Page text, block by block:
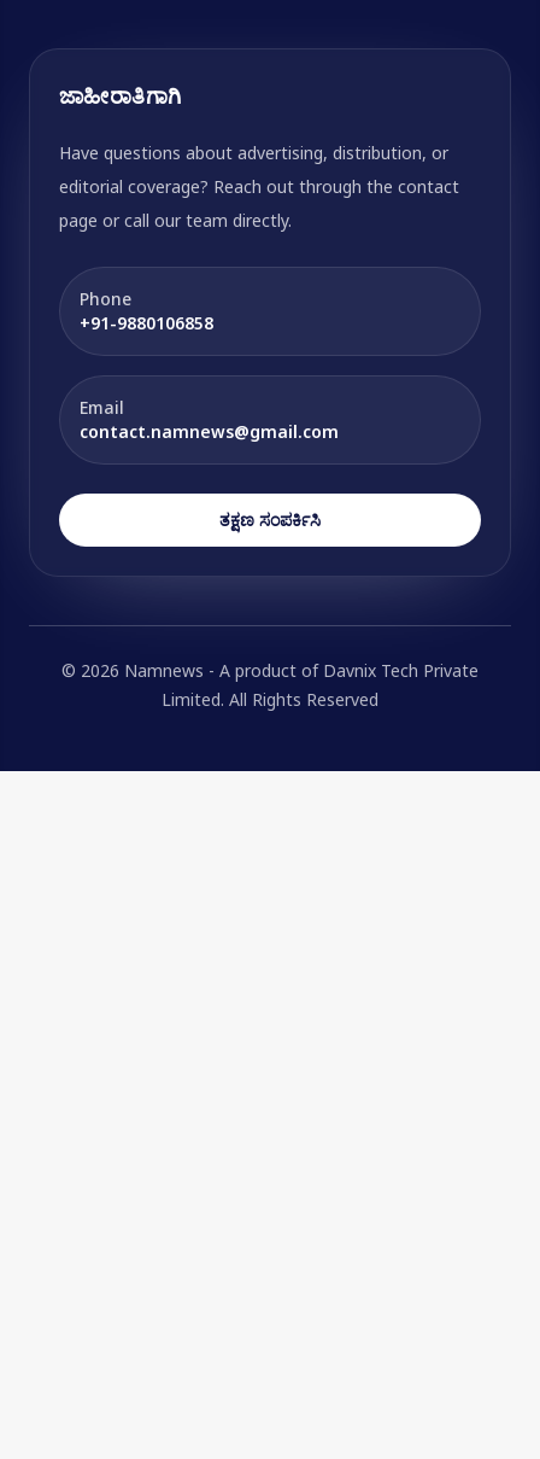
ಜಾಹೀರಾತಿಗಾಗಿ
Have questions about advertising, distribution, or
editorial coverage? Reach out through the contact
page or call our team directly.
Phone
+91-9880106858
Email
contact.namnews@gmail.com
ತಕ್ಷಣ ಸಂಪರ್ಕಿಸಿ
© 2026 Namnews - A product of Davnix Tech Private
Limited. All Rights Reserved